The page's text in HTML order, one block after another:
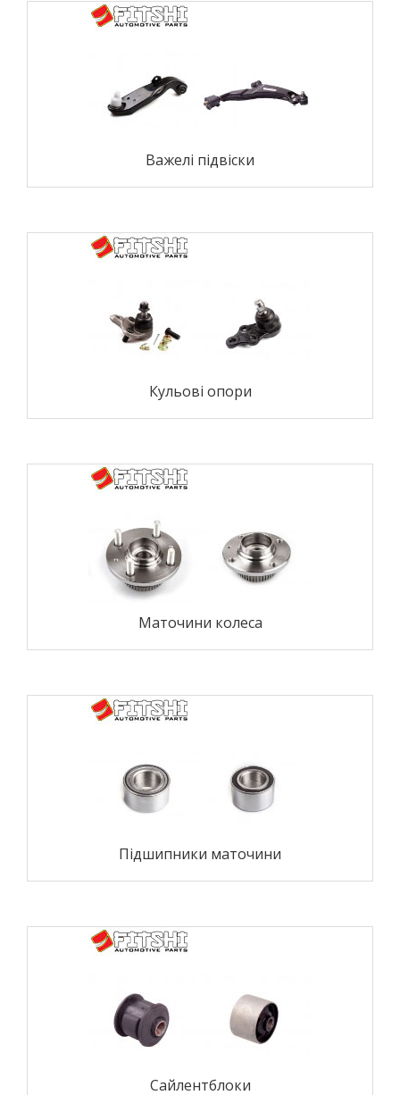
Важелі підвіски
Кульові опори
Маточини колеса
Підшипники маточини
Сайлентблоки